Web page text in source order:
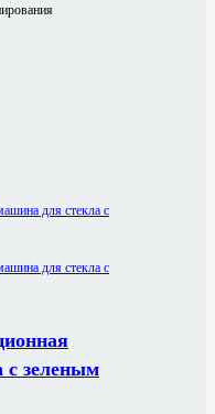
с зеленым